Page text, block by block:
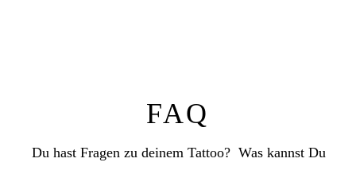
FAQ
Du hast Fragen zu deinem Tattoo? Was kannst Du